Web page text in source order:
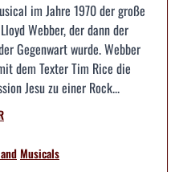
im Jahre 1970 der große
Webber, der dann der
Gegenwart wurde. Webber
dem Texter Tim Rice die
Jesu zu einer Rock...
Musicals